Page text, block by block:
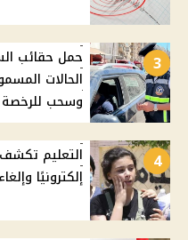
3
حمل حقائب
الحالات
وسحب للرخصة
4
التعليم
إلكترونيًا